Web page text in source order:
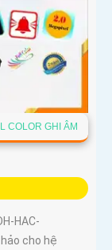
COLOR GHI ÂM
HAC-
cho hệ